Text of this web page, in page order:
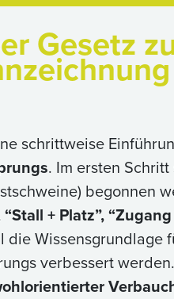
Gesetz
schrittweise
. Im ersten
begonnen
+ Platz”,
die Wissensgrundlage
verbessert